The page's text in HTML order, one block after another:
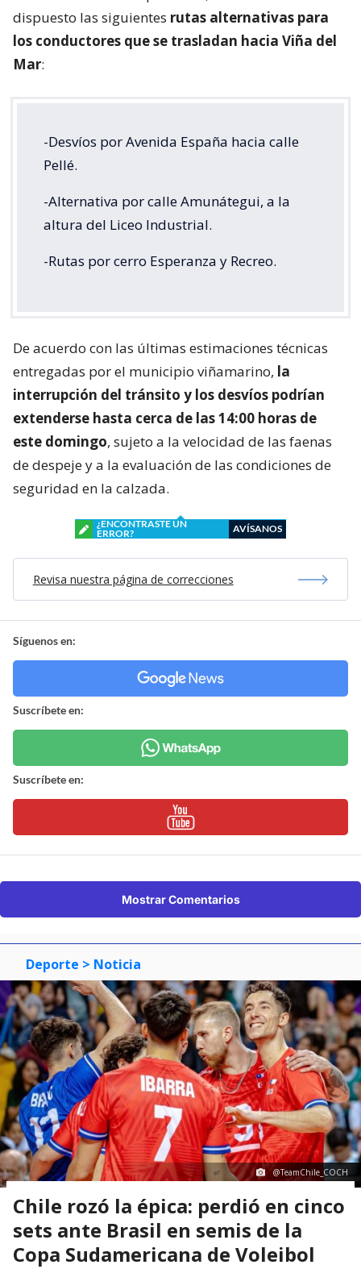
dispuesto las siguientes rutas alternativas para
los conductores que se trasladan hacia Viña del
Mar:
-Desvíos por Avenida España hacia calle
Pellé.
-Alternativa por calle Amunátegui, a la
altura del Liceo Industrial.
-Rutas por cerro Esperanza y Recreo.
De acuerdo con las últimas estimaciones técnicas
entregadas por el municipio viñamarino, la
interrupción del tránsito y los desvíos podrían
extenderse hasta cerca de las 14:00 horas de
este domingo, sujeto a la velocidad de las faenas
de despeje y a la evaluación de las condiciones de
seguridad en la calzada.
¿ENCONTRASTE UN
ERROR?
AVÍSANOS
Revisa nuestra página de correcciones
Síguenos en:
Suscríbete en:
Suscríbete en:
Mostrar Comentarios
Deporte > Noticia
@TeamChile_COCH
Chile rozó la épica: perdió en cinco
sets ante Brasil en semis de la
Copa Sudamericana de Voleibol